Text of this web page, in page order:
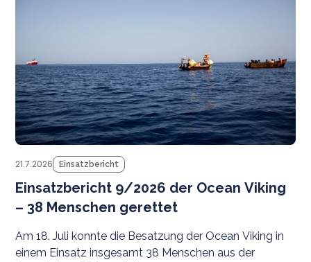
21.7.2026 Einsatzbericht
Einsatzbericht 9/2026 der Ocean Viking
– 38 Menschen gerettet
Am 18. Juli konnte die Besatzung der Ocean Viking in
einem Einsatz insgesamt 38 Menschen aus der